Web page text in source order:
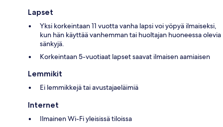
Lapset
Yksi korkeintaan 11 vuotta vanha lapsi voi yöpyä ilmaiseksi,
kun hän käyttää vanhemman tai huoltajan huoneessa olevia
sänkyjä.
Korkeintaan 5-vuotiaat lapset saavat ilmaisen aamiaisen
Lemmikit
Ei lemmikkejä tai avustajaeläimiä
Internet
Ilmainen Wi-Fi yleisissä tiloissa